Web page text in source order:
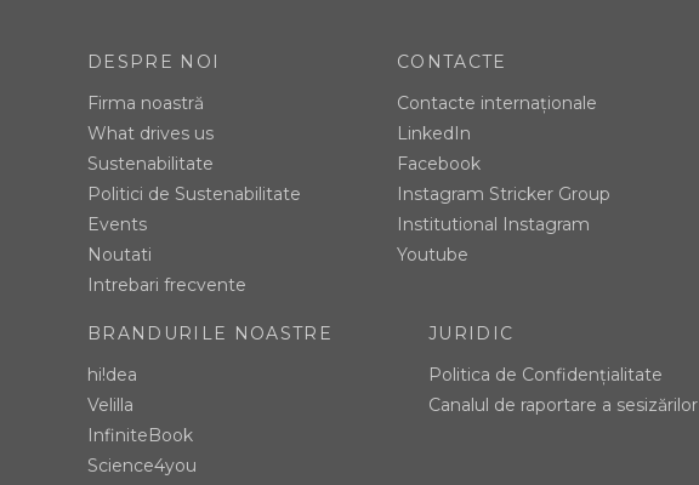
DESPRE NOI
Firma noastră
What drives us
Sustenabilitate
Politici de Sustenabilitate
Events
Noutati
Intrebari frecvente
CONTACTE
Contacte internaționale
LinkedIn
Facebook
Instagram Stricker Group
Institutional Instagram
Youtube
BRANDURILE NOASTRE
hi!dea
Velilla
InfiniteBook
Science4you
JURIDIC
Politica de Confidențialitate
Canalul de raportare a sesizărilor